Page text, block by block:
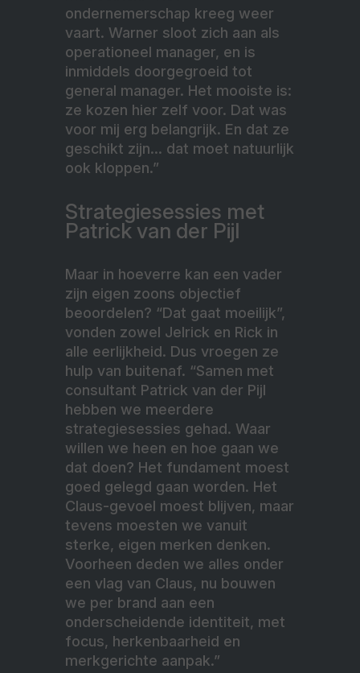
ondernemerschap kreeg weer
vaart. Warner sloot zich aan als
operationeel manager, en is
inmiddels doorgegroeid tot
general manager. Het mooiste is:
ze kozen hier zelf voor. Dat was
voor mij erg belangrijk. En dat ze
geschikt zijn… dat moet natuurlijk
ook kloppen.”
Strategiesessies met
Patrick van der Pijl
Maar in hoeverre kan een vader
zijn eigen zoons objectief
beoordelen? “Dat gaat moeilijk”,
vonden zowel Jelrick en Rick in
alle eerlijkheid. Dus vroegen ze
hulp van buitenaf. “Samen met
consultant Patrick van der Pijl
hebben we meerdere
strategiesessies gehad. Waar
willen we heen en hoe gaan we
dat doen? Het fundament moest
goed gelegd gaan worden. Het
Claus-gevoel moest blijven, maar
tevens moesten we vanuit
sterke, eigen merken denken.
Voorheen deden we alles onder
een vlag van Claus, nu bouwen
we per brand aan een
onderscheidende identiteit, met
focus, herkenbaarheid en
merkgerichte aanpak.”